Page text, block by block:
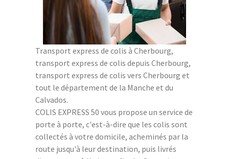
Transport express de colis à Cherbourg,
transport express de colis depuis Cherbourg,
transport express de colis vers Cherbourg et
tout le département de la Manche et du
Calvados.
COLIS EXPRESS 50 vous propose un service de
porte à porte, c'est-à-dire que les colis sont
collectés à votre domicile, acheminés par la
route jusqu'à leur destination, puis livrés